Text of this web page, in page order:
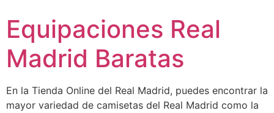
contenido
Equipaciones Real
Madrid Baratas
En la Tienda Online del Real Madrid, puedes encontrar la
mayor variedad de camisetas del Real Madrid como la